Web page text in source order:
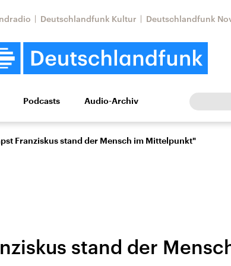
Deutschlandfunk Kultur Deutschlandfunk
Wissen Kultur Europa
Nahostkonflikt
Iran
Podcasts Audio-Archiv
Franziskus stand der Mensch im Mittelpunkt"
stand der